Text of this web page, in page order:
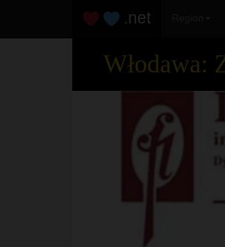
.net
Włodawa: